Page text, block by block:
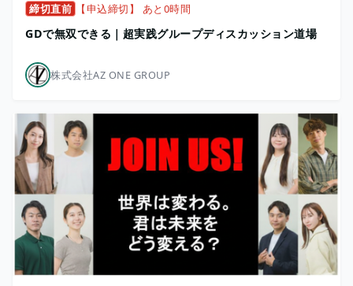
締切直前 【申込締切】 あと0時間
GDで無双できる｜超実践グループディスカッション道場
株式会社AZ ONE GROUP